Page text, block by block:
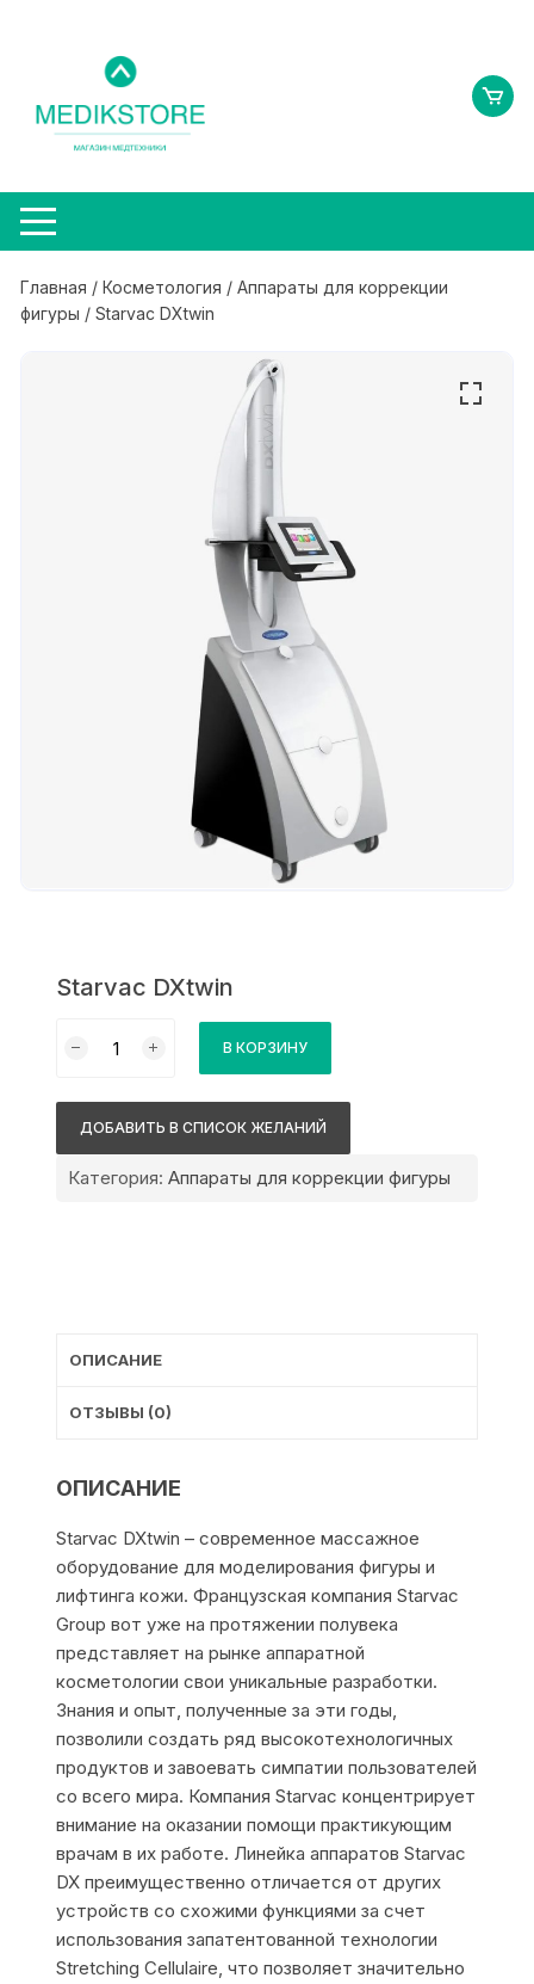
содержимому
Главная /Косметология /Аппараты для коррекции
фигуры / Starvac DXtwin
Starvac DXtwin
товара
DXtwin
В КОРЗИНУ
ДОБАВИТЬ В СПИСОК ЖЕЛАНИЙ
Категория:Аппараты для коррекции фигуры
ОПИСАНИЕ
ОТЗЫВЫ (0)
ОПИСАНИЕ
Starvac DXtwin – современное массажное
оборудование для моделирования фигуры и
лифтинга кожи. Французская компания Starvac
Group вот уже на протяжении полувека
представляет на рынке аппаратной
косметологии свои уникальные разработки.
Знания и опыт, полученные за эти годы,
позволили создать ряд высокотехнологичных
продуктов и завоевать симпатии пользователей
со всего мира. Компания Starvac концентрирует
внимание на оказании помощи практикующим
врачам в их работе. Линейка аппаратов Starvac
DX преимущественно отличается от других
устройств со схожими функциями за счет
использования запатентованной технологии
Stretching Cellulaire, что позволяет значительно